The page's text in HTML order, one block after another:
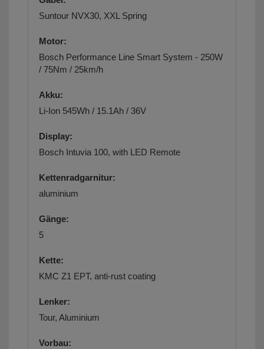
Suntour NVX30, XXL Spring
Motor:
Bosch Performance Line Smart System - 250W
/ 75Nm / 25km/h
Akku:
Li-Ion 545Wh / 15.1Ah / 36V
Display:
Bosch Intuvia 100, with LED Remote
Kettenradgarnitur:
aluminium
Gänge:
5
Kette:
KMC Z1 EPT, anti-rust coating
Lenker:
Tour, Aluminium
Vorbau: